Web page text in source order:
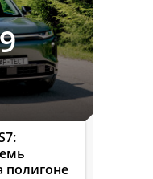
полигоне